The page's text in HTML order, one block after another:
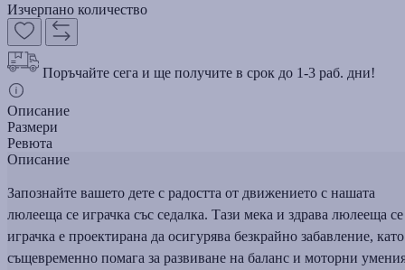
Изчерпано количество
Поръчайте сега и ще получите в срок до 1-3 раб. дни!
Описание
Размери
Ревюта
Описание
Запознайте вашето дете с радостта от движението с нашата
люлееща се играчка със седалка. Тази мека и здрава люлееща се
играчка е проектирана да осигурява безкрайно забавление, като
същевременно помага за развиване на баланс и моторни